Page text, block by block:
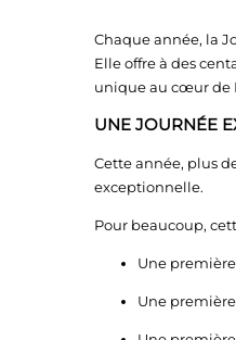
Chaque année, la
Elle offre à des
unique au cœur de
UNE JOURNÉE
Cette année, plus
exceptionnelle.
Pour beaucoup,
Une
Une